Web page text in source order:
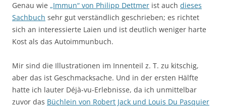
Genau wie „Immun“ von Philipp Dettmer ist auch dieses
Sachbuch sehr gut verständlich geschrieben; es richtet
sich an interessierte Laien und ist deutlich weniger harte
Kost als das Autoimmunbuch.
Mir sind die Illustrationen im Innenteil z. T. zu kitschig,
aber das ist Geschmacksache. Und in der ersten Hälfte
hatte ich lauter Déjà-vu-Erlebnisse, da ich unmittelbar
zuvor das Büchlein von Robert Jack und Louis Du Pasquier